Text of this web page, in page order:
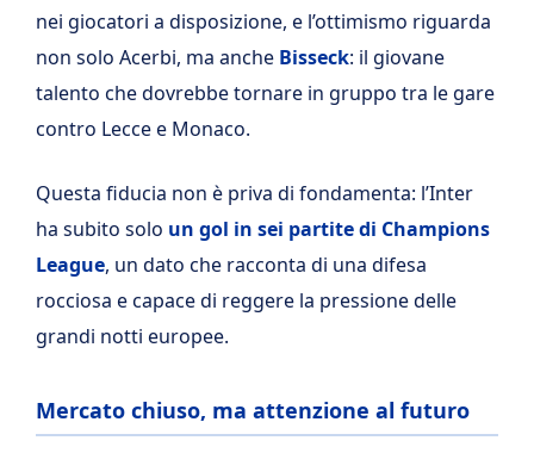
nei giocatori a disposizione, e l’ottimismo riguarda
non solo Acerbi, ma anche Bisseck: il giovane
talento che dovrebbe tornare in gruppo tra le gare
contro Lecce e Monaco.
Questa fiducia non è priva di fondamenta: l’Inter
ha subito solo un gol in sei partite di Champions
League, un dato che racconta di una difesa
rocciosa e capace di reggere la pressione delle
grandi notti europee.
Mercato chiuso, ma attenzione al futuro